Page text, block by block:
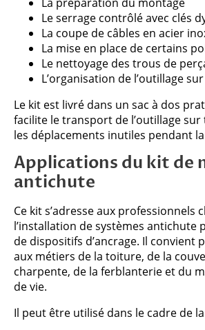
Le serrage contrôlé avec clés
La coupe de câbles en acier
La mise en place de certains
Le nettoyage des trous de
L’organisation de l’outillage
Le kit est livré dans un sac à dos
facilite le transport de l’outillage
les déplacements inutiles pendant
Applications du kit de
antichute
Ce kit s’adresse aux professionnels
l’installation de systèmes antichute
de dispositifs d’ancrage. Il convient
aux métiers de la toiture, de la
charpente, de la ferblanterie et du
de vie.
Il peut être utilisé dans le cadre de